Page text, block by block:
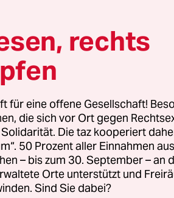
gekommen, nicht wenige
und
steckte, dafür hatten
Antifa und Polizei
versperrt, dass kein
wurden, stellten
– laut Angaben der
doch ihren
traf dort auch mit
rechts
für eine offene Gesellschaft!
die sich vor Ort gegen
Die taz kooperiert
50 Prozent aller Einnahmen
– bis zum 30. September – an
Orte unterstützt und
Sind Sie dabei?